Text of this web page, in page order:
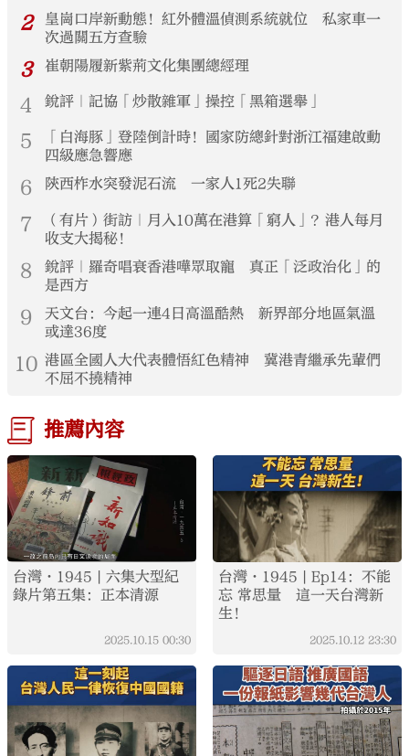
2
皇崗口岸新動態！紅外體溫偵測系統就位 私家車一
次過關五方查驗
3 崔朝陽履新紫荊文化集團總經理
4 銳評｜記協「炒散雜軍」操控「黑箱選舉」
5
「白海豚」登陸倒計時！國家防總針對浙江福建啟動
四級應急響應
6 陝西柞水突發泥石流 一家人1死2失聯
7
（有片）街訪｜月入10萬在港算「窮人」？港人每月
收支大揭秘！
8
銳評｜羅奇唱衰香港嘩眾取寵 真正「泛政治化」的
是西方
9
天文台：今起一連4日高溫酷熱 新界部分地區氣溫
或達36度
10 港區全國人大代表體悟紅色精神 冀港青繼承先輩們
不屈不撓精神
推薦內容
台灣·1945 | 六集大型紀
錄片第五集：正本清源
2025.10.15 00:30
台灣·1945 | Ep14：不能
忘 常思量 這一天台灣新
生！
2025.10.12 23:30